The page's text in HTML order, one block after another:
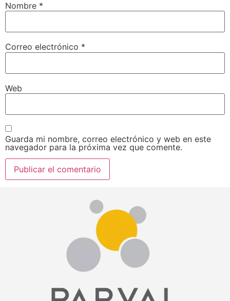
Nombre *
Correo electrónico *
Web
Guarda mi nombre, correo electrónico y web en este
navegador para la próxima vez que comente.